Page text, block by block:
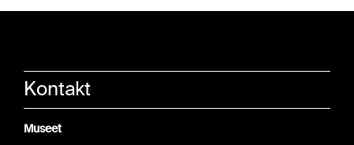
Kontakt
Museet